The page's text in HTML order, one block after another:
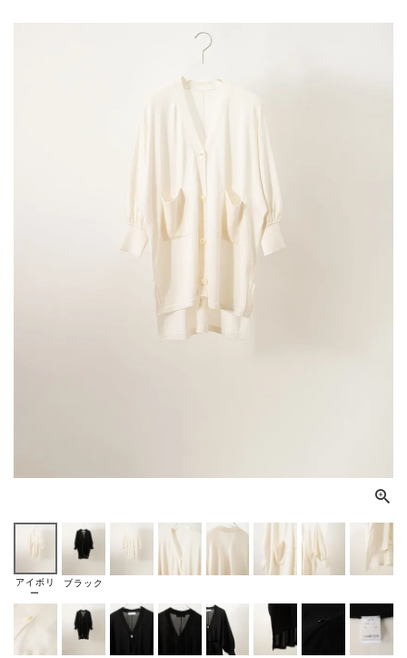
アイボリ
ー
ブラック